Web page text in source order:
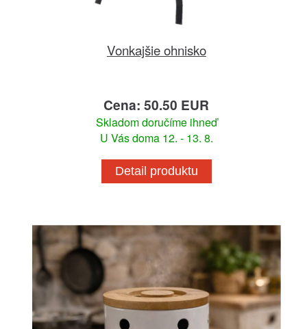
Vonkajšie ohnisko
Cena: 50.50 EUR
Skladom doručíme ihneď
U Vás doma 12. - 13. 8.
Detail produktu